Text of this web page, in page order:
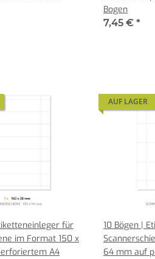
Bogen
7,45 € *
für
im Format 150 x
A4
AUF LAGER
10 Bögen |
64 mm auf